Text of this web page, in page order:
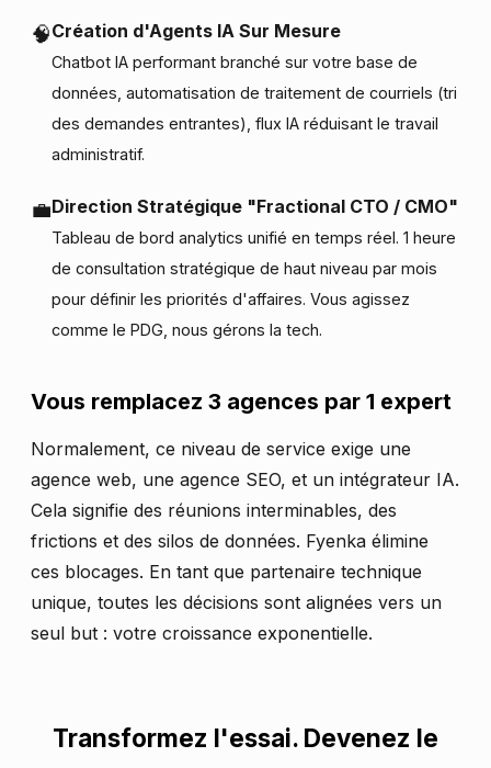
🧠Création d'Agents IA Sur Mesure
Chatbot IA performant branché sur votre base de
données, automatisation de traitement de courriels (tri
des demandes entrantes), flux IA réduisant le travail
administratif.
💼Direction Stratégique "Fractional CTO / CMO"
Tableau de bord analytics unifié en temps réel. 1 heure
de consultation stratégique de haut niveau par mois
pour définir les priorités d'affaires. Vous agissez
comme le PDG, nous gérons la tech.
Vous remplacez 3 agences par 1 expert
Normalement, ce niveau de service exige une
agence web, une agence SEO, et un intégrateur IA.
Cela signifie des réunions interminables, des
frictions et des silos de données. Fyenka élimine
ces blocages. En tant que partenaire technique
unique, toutes les décisions sont alignées vers un
seul but : votre croissance exponentielle.
Transformez l'essai. Devenez le